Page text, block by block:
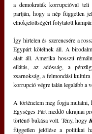
a demokraták korrupcióval teli
partján, hogy a nép független
elnökjelöltségért folytatott
Így hirtelen és szerencsére a
Egypárt kötélnek áll. A
alatt áll. Amerika hosszú
ellátás, az adósság, a
zsarnokság, a felmondási
korrupció végre talán legalább a
A történelem meg fogja
Egységes Párt meddő ukrajnai
történő bukása volt. Tény, hogy
független jelölése a politikai